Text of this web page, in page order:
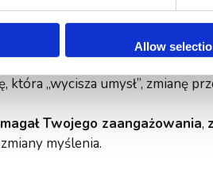
Allow
sytuacją, bądź
wiele przydatnych metod
„wycisza umysł”, zmianę
Twojego zaangażowania,
myślenia.